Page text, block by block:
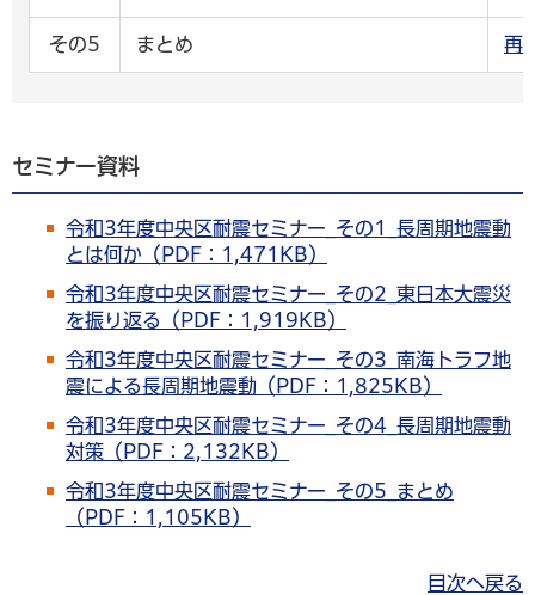
その5 まとめ 再
セミナー資料
令和3年度中央区耐震セミナー_その1_長周期地震動
とは何か（PDF：1,471KB）
令和3年度中央区耐震セミナー_その2_東日本大震災
を振り返る（PDF：1,919KB）
令和3年度中央区耐震セミナー_その3_南海トラフ地
震による長周期地震動（PDF：1,825KB）
令和3年度中央区耐震セミナー_その4_長周期地震動
対策（PDF：2,132KB）
令和3年度中央区耐震セミナー_その5_まとめ
（PDF：1,105KB）
目次へ戻る